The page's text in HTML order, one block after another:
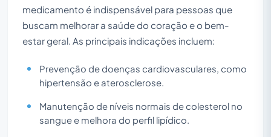
medicamento é indispensável para pessoas que
buscam melhorar a saúde do coração e o bem-
estar geral. As principais indicações incluem:
Prevenção de doenças cardiovasculares, como
hipertensão e aterosclerose.
Manutenção de níveis normais de colesterol no
sangue e melhora do perfil lipídico.